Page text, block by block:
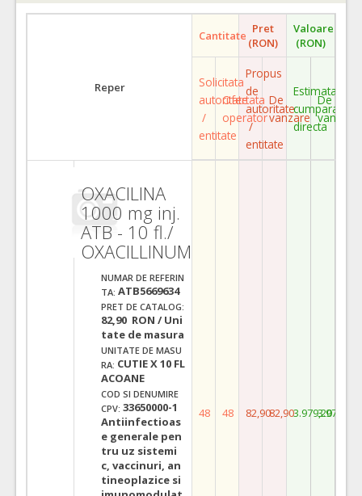
Reper
Cantitate Pret
(RON)
Valoare
(RON)
Solicitata
autoritate
/
entitate
Ofertata
operator
Propus
de
autoritate
/
entitate
De
vanzare
Estimata
cumparare
directa
De
vanzare
OXACILINA
1000 mg inj.
ATB - 10 fl./
OXACILLINUM
NUMAR DE REFERIN
TA: ATB5669634
PRET DE CATALOG:
82,90 RON / Uni
tate de masura
UNITATE DE MASU
RA: CUTIE X 10 FL
ACOANE
COD SI DENUMIRE
CPV: 33650000-1
Antiinfectioas
e generale pen
tru uz sistemi
c, vaccinuri, an
tineoplazice si
48 48 82,9082,903.979,203.979,20